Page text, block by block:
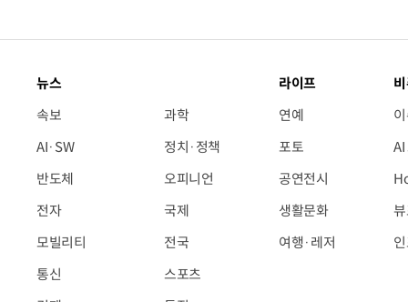
뉴스
속보
AI·SW
반도체
전자
모빌리티
통신
과학
정치·정책
오피니언
국제
전국
스포츠
라이프
연예
포토
공연전시
생활문화
여행·레저